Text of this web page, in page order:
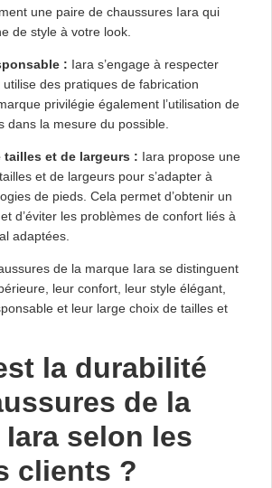
une paire de chaussures Iara qui
de style à votre look.
: Iara s’engage à respecter
utilise des pratiques de fabrication
privilégie également l’utilisation de
dans la mesure du possible.
tailles et de largeurs : Iara propose une
et de largeurs pour s’adapter à
de pieds. Cela permet d’obtenir un
d’éviter les problèmes de confort liés à
adaptées.
de la marque Iara se distinguent
leur confort, leur style élégant,
et leur large choix de tailles et
la durabilité
de la
Iara selon les
clients ?